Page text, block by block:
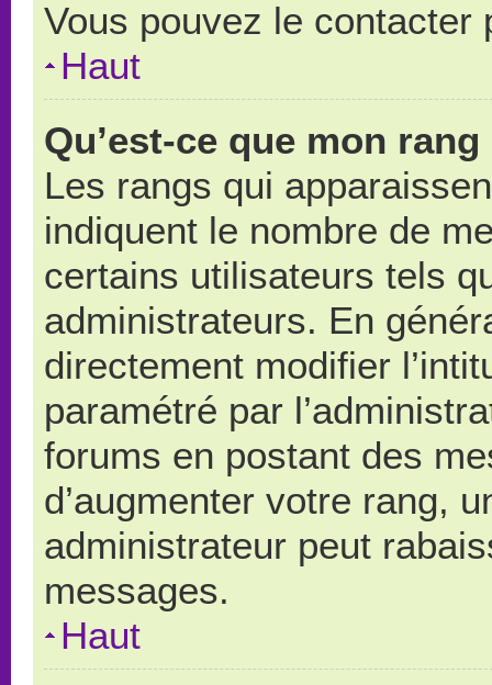
Vous pouvez le contacter
Haut
Qu’est-ce que mon
Les rangs qui
indiquent le nombre de
certains utilisateurs tels
administrateurs. En
directement modifier
paramétré par
forums en postant des
d’augmenter votre rang,
administrateur peut
messages.
Haut